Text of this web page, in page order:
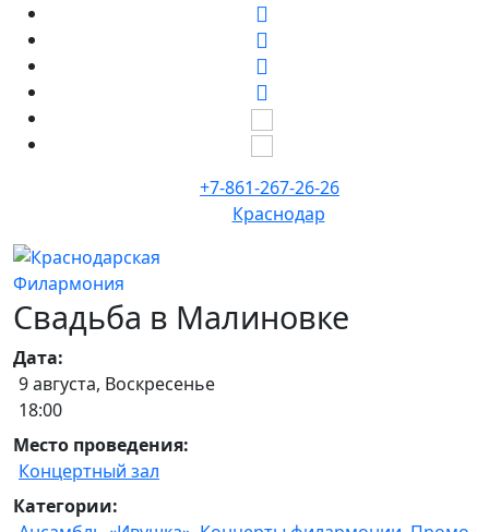
+7-861-267-26-26
Краснодар
Свадьба в Малиновке
Дата:
9 августа, Воскресенье
18:00
Место проведения:
Концертный зал
Категории: